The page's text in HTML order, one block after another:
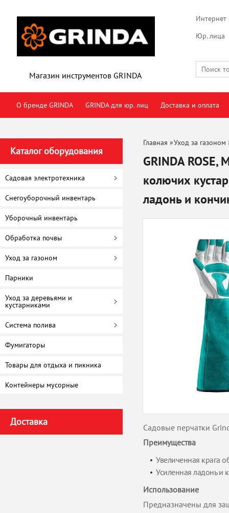
Магазин инструментов GRINDA
Интернет
Юр. лица
О бренде GRINDA GRINDA для юр. лиц Доставка и оплата
Каталог оборудования
Садовая электротехника
Снегоуборочный инвентарь
Уборочный инвентарь
Обработка почвы
Уход за газоном
Парники
Уход за деревьями и
кустарниками
Система полива
Фумигаторы
Товары для отдыха и пикника
Контейнеры мусорные
Доставка
Главная »Уход за газоном
GRINDA
колючих
ладонь и
Садовые перчатки
Преимущества
Увеличенная крага
Усиленная ладонь и
Использование
Предназначены для